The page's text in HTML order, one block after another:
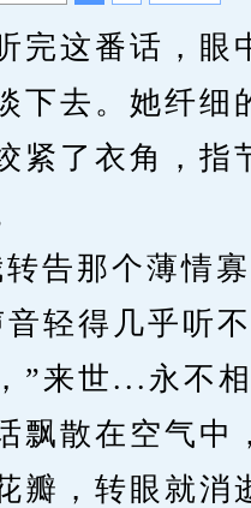
这番话，眼
下去。她纤细
紧了衣角，指
那个薄情寡
音轻得几乎听
”来世...永不
散在空气中
瓣，转眼就消